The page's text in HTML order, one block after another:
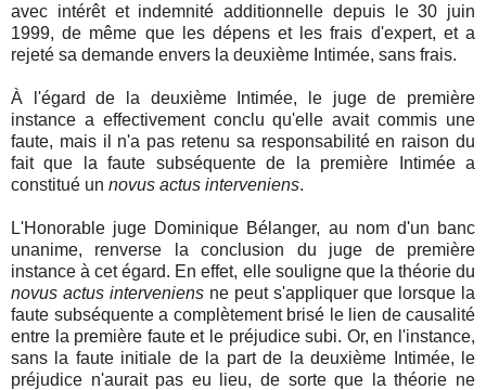
avec intérêt et indemnité additionnelle depuis le 30 juin
1999, de même que les dépens et les frais d'expert, et a
rejeté sa demande envers la deuxième Intimée, sans frais.
À l'égard de la deuxième Intimée, le juge de première
instance a effectivement conclu qu'elle avait commis une
faute, mais il n'a pas retenu sa responsabilité en raison du
fait que la faute subséquente de la première Intimée a
constitué un novus actus interveniens.
L'Honorable juge Dominique Bélanger, au nom d'un banc
unanime, renverse la conclusion du juge de première
instance à cet égard. En effet, elle souligne que la théorie du
novus actus interveniens ne peut s'appliquer que lorsque la
faute subséquente a complètement brisé le lien de causalité
entre la première faute et le préjudice subi. Or, en l'instance,
sans la faute initiale de la part de la deuxième Intimée, le
préjudice n'aurait pas eu lieu, de sorte que la théorie ne